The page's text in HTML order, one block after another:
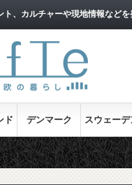
ト、カルチャーや現地情報など
ド デンマーク スウェーデ